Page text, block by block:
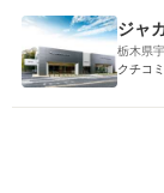
ジャ
栃木県
クチコミ